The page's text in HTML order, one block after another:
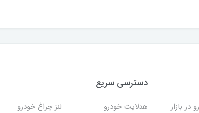
بازار
دسترسی سریع
هدلایت خودرو
لنز چراغ خودرو